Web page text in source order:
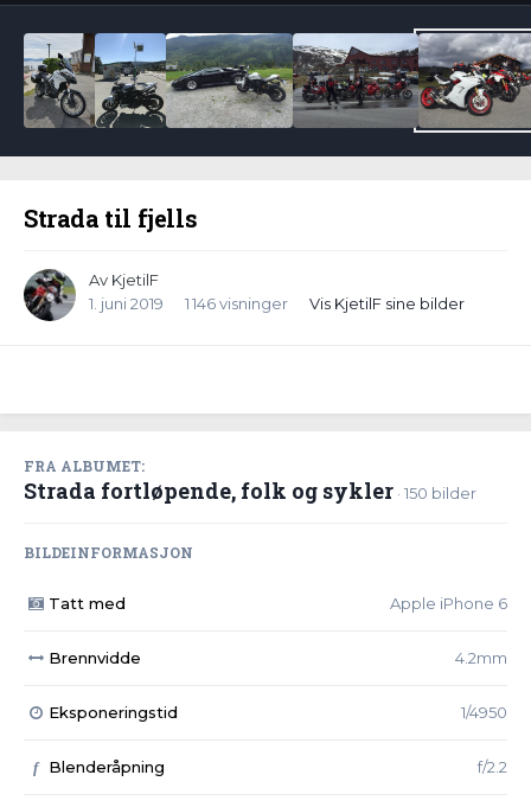
Strada til fjells
Av KjetilF
1. juni 2019
1 146 visninger Vis KjetilF sine bilder
FRA ALBUMET:
Strada fortløpende, folk og sykler · 150 bilder
BILDEINFORMASJON
Tatt med Apple iPhone 6
Brennvidde 4.2mm
Eksponeringstid 1/4950
f Blenderåpning f/2.2